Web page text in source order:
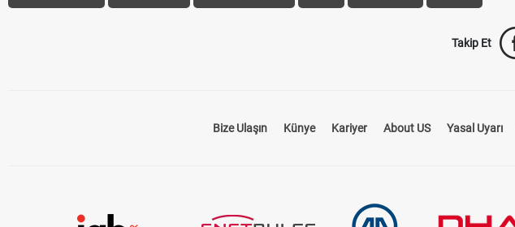
Takip Et
Bize Ulaşın Künye Kariyer About US Yasal Uyarı